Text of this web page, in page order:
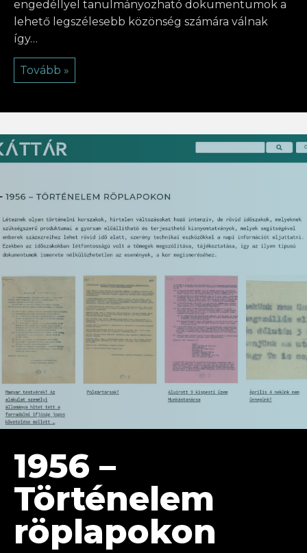
engedéllyel tanulmányozható dokumentumok a
lehető legszélesebb közönség számára válnak
így…
Tovább »
1956 –
Történelem
röplapokon